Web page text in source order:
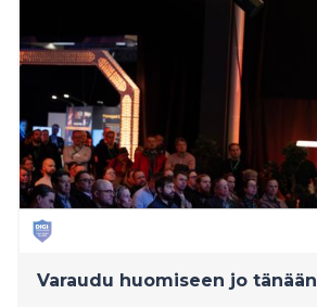
Varaudu huomiseen jo tänään